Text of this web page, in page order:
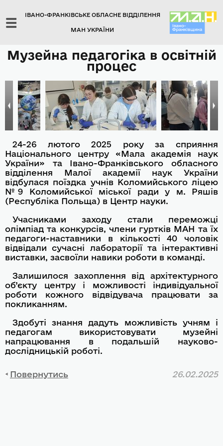
ІВАНО-ФРАНКІВСЬКЕ ОБЛАСНЕ ВІДДІЛЕННЯ
МАН УКРАЇНИ
Музейна педагогіка в освітній
процес
24-26 лютого 2025 року за сприяння
Національного центру «Мала академія наук
України» та Івано-Франківського обласного
відділення Малої академії наук України
відбулася поїздка учнів Коломийського ліцею
№9 Коломийської міської ради у м. Ряшів
(Республіка Польща) в Центр науки.
Учасниками заходу стали переможці
олімпіад та конкурсів, члени гуртків МАН та їх
педагоги-наставники в кількості 40 чоловік
відвідали сучасні лабораторії та інтерактивні
виставки, засвоїли навики роботи в команді.
Залишилося захоплення від архітектурного
об’єкту центру і можливості індивідуальної
роботи кожного відвідувача працювати за
покликанням.
Здобуті знання дадуть можливість учням і
педагогам використовувати музейні
напрацювання в подальшій науково-
дослідницькій роботі.
Повернутись 26.02.2025